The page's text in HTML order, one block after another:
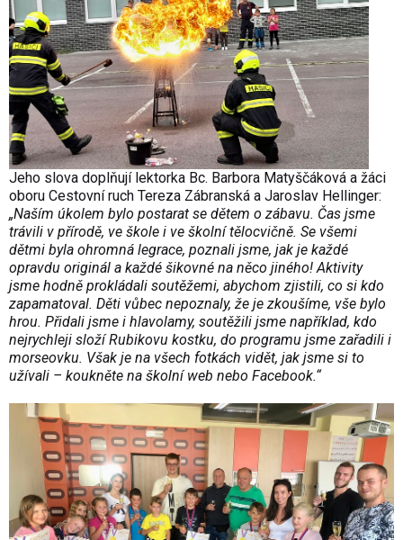
Jeho slova doplňují lektorka Bc. Barbora Matyščáková a žáci
oboru Cestovní ruch Tereza Zábranská a Jaroslav Hellinger:
„Naším úkolem bylo postarat se dětem o zábavu. Čas jsme
trávili v přírodě, ve škole i ve školní tělocvičně. Se všemi
dětmi byla ohromná legrace, poznali jsme, jak je každé
opravdu originál a každé šikovné na něco jiného! Aktivity
jsme hodně prokládali soutěžemi, abychom zjistili, co si kdo
zapamatoval. Děti vůbec nepoznaly, že je zkoušíme, vše bylo
hrou. Přidali jsme i hlavolamy, soutěžili jsme například, kdo
nejrychleji složí Rubikovu kostku, do programu jsme zařadili i
morseovku. Však je na všech fotkách vidět, jak jsme si to
užívali – koukněte na školní web nebo Facebook.“